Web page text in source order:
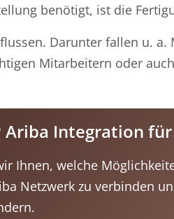
benötigt, ist die
Darunter fallen u. a.
Mitarbeitern oder
Ariba Integration
Ihnen, welche
Netzwerk zu verbinden